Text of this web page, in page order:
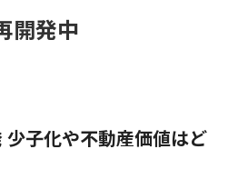
開発中
子化や不動産価値はど